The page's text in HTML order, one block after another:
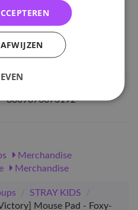
30687
8809876073192
Merchandise
Merchandise
/ STRAY KIDS
/
Mouse Pad - Foxy-